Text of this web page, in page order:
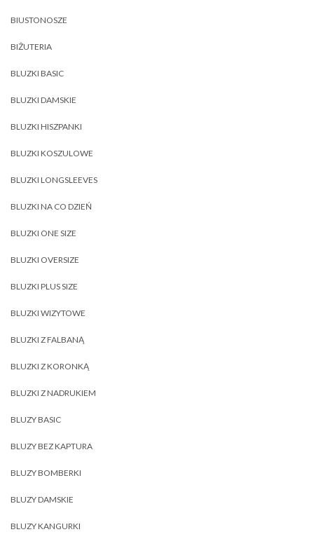
BIUSTONOSZE
BIŻUTERIA
BLUZKI BASIC
BLUZKI DAMSKIE
BLUZKI HISZPANKI
BLUZKI KOSZULOWE
BLUZKI LONGSLEEVES
BLUZKI NA CO DZIEŃ
BLUZKI ONE SIZE
BLUZKI OVERSIZE
BLUZKI PLUS SIZE
BLUZKI WIZYTOWE
BLUZKI Z FALBANĄ
BLUZKI Z KORONKĄ
BLUZKI Z NADRUKIEM
BLUZY BASIC
BLUZY BEZ KAPTURA
BLUZY BOMBERKI
BLUZY DAMSKIE
BLUZY KANGURKI